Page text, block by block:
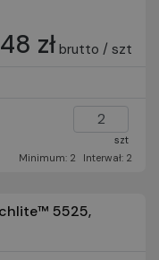
złbrutto / szt
szt
Minimum: 2
Interwał: 2
5525,